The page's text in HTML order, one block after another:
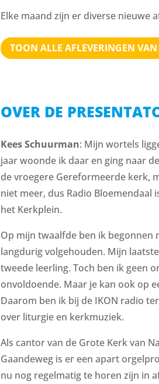
Elke maand zijn er diverse nieuwe
TOON ALLE AFLEVERINGEN
OVER DE
Kees Schuurman: Mijn wortels
jaar woonde ik daar en ging naar
de vroegere Gereformeerde kerk,
niet meer, dus Radio
het Kerkplein.
Op mijn twaalfde ben ik begonnen
langdurig volgehouden. Mijn
tweede leerling. Toch ben ik geen
onvoldoende. Maar je kan ook op
Daarom ben ik bij de IKON radio
over liturgie en kerkmuziek.
Als cantor van de Grote Kerk van
Gaandeweg is er een apart
nu nog regelmatig te horen zijn in